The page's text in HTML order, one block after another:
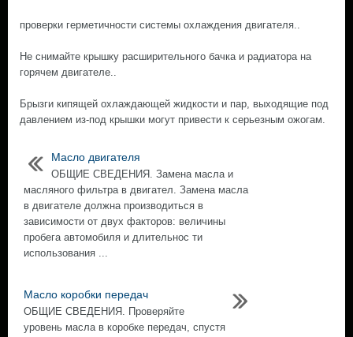
проверки герметичности системы охлаждения двигателя..
Не снимайте крышку расширительного бачка и радиатора на
горячем двигателе..
Брызги кипящей охлаждающей жидкости и пар, выходящие под
давлением из-под крышки могут привести к серьезным ожогам.
Масло двигателя
ОБЩИЕ СВЕДЕНИЯ. Замена масла и
масляного фильтра в двигател. Замена масла
в двигателе должна производиться в
зависимости от двух факторов: величины
пробега автомобиля и длительнос ти
использования ...
Масло коробки передач
ОБЩИЕ СВЕДЕНИЯ. Проверяйте
уровень масла в коробке передач, спустя